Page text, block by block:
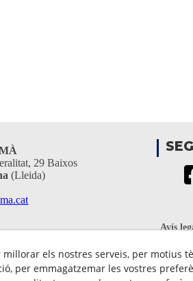
29 Baixos
(Lleida)
Avís
els nostres serveis, per motius
per emmagatzemar les vostres